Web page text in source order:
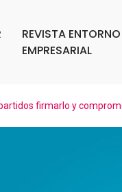
REVISTA ENTORNO
EMPRESARIAL
firmarlo y